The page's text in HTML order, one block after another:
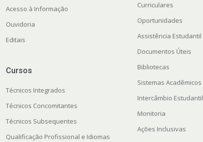
Acesso à Informação
Ouvidoria
Editais
Cursos
Técnicos Integrados
Técnicos Concomitantes
Técnicos Subsequentes
Qualificação Profissional e Idiomas
Curriculares
Oportunidades
Assistência Estudantil
Documentos Úteis
Bibliotecas
Sistemas Acadêmicos
Intercâmbio Estudantil
Monitoria
Ações Inclusivas